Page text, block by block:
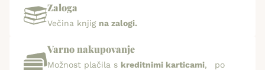
Zaloga
Večina knjig na zalogi.
Varno nakupovanje
Možnost plačila s kreditnimi karticami, po